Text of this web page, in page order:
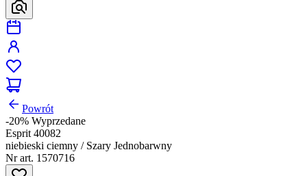
Powrót
-20% Wyprzedane
Esprit 40082
niebieski ciemny / Szary Jednobarwny
Nr art. 1570716